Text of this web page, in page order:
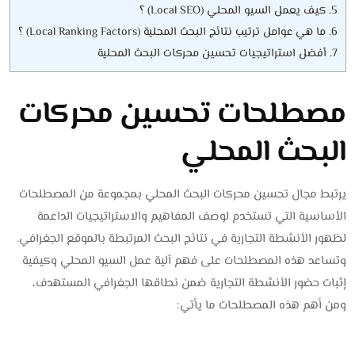
5. كيف يعمل السيو المحلي (Local SEO) ؟
6. ما هي عوامل ترتيب نتائج البحث المحلية (Local Ranking Factors) ؟
7. أفضل استراتيجيات تحسين محركات البحث المحلية
مصطلحات تحسين محركات
البحث المحلي
يرتبط مجال تحسين محركات البحث المحلي بمجموعة من المصطلحات
الأساسية التي تستخدم لوصف المفاهيم والاستراتيجيات الداعمة
لظهور الأنشطة التجارية في نتائج البحث المرتبطة بالموقع الجغرافي.
وتساعد هذه المصطلحات على فهم آلية عمل السيو المحلي وكيفية
إثبات حضور الأنشطة التجارية ضمن نطاقها الجغرافي المستهدف،
ومن أهم هذه المصطلحات ما يأتي: